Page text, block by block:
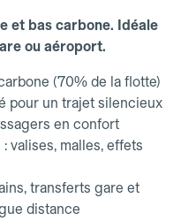
et bas carbone. Idéale
ou aéroport.
(70% de la flotte)
pour un trajet silencieux
en confort
valises, malles, effets
transferts gare et
distance